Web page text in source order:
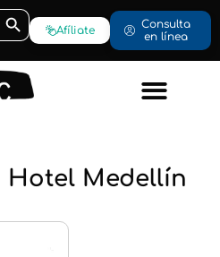
de búsqueda
Afíliate
Consulta
en línea
Hotel Medellín